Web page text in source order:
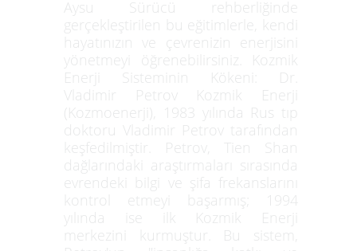
Aysu Sürücü rehberliğinde
gerçekleştirilen bu eğitimlerle, kendi
hayatınızın ve çevrenizin enerjisini
yönetmeyi öğrenebilirsiniz. Kozmik
Enerji Sisteminin Kökeni: Dr.
Vladimir Petrov Kozmik Enerji
(Kozmoenerji), 1983 yılında Rus tıp
doktoru Vladimir Petrov tarafından
keşfedilmiştir. Petrov, Tien Shan
dağlarındaki araştırmaları sırasında
evrendeki bilgi ve şifa frekanslarını
kontrol etmeyi başarmış; 1994
yılında ise ilk Kozmik Enerji
merkezini kurmuştur. Bu sistem,